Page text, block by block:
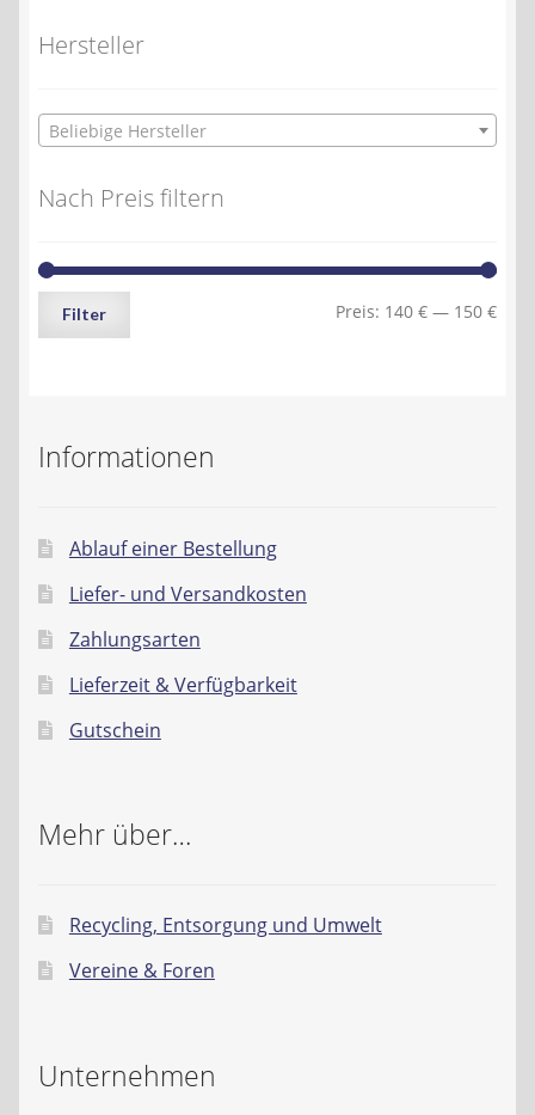
Hersteller
Beliebige Hersteller
Nach Preis filtern
Min.
Max.
Filter Preis: 140 € — 150 €
Informationen
Ablauf einer Bestellung
Liefer- und Versandkosten
Zahlungsarten
Lieferzeit & Verfügbarkeit
Gutschein
Mehr über…
Recycling, Entsorgung und Umwelt
Vereine & Foren
Unternehmen